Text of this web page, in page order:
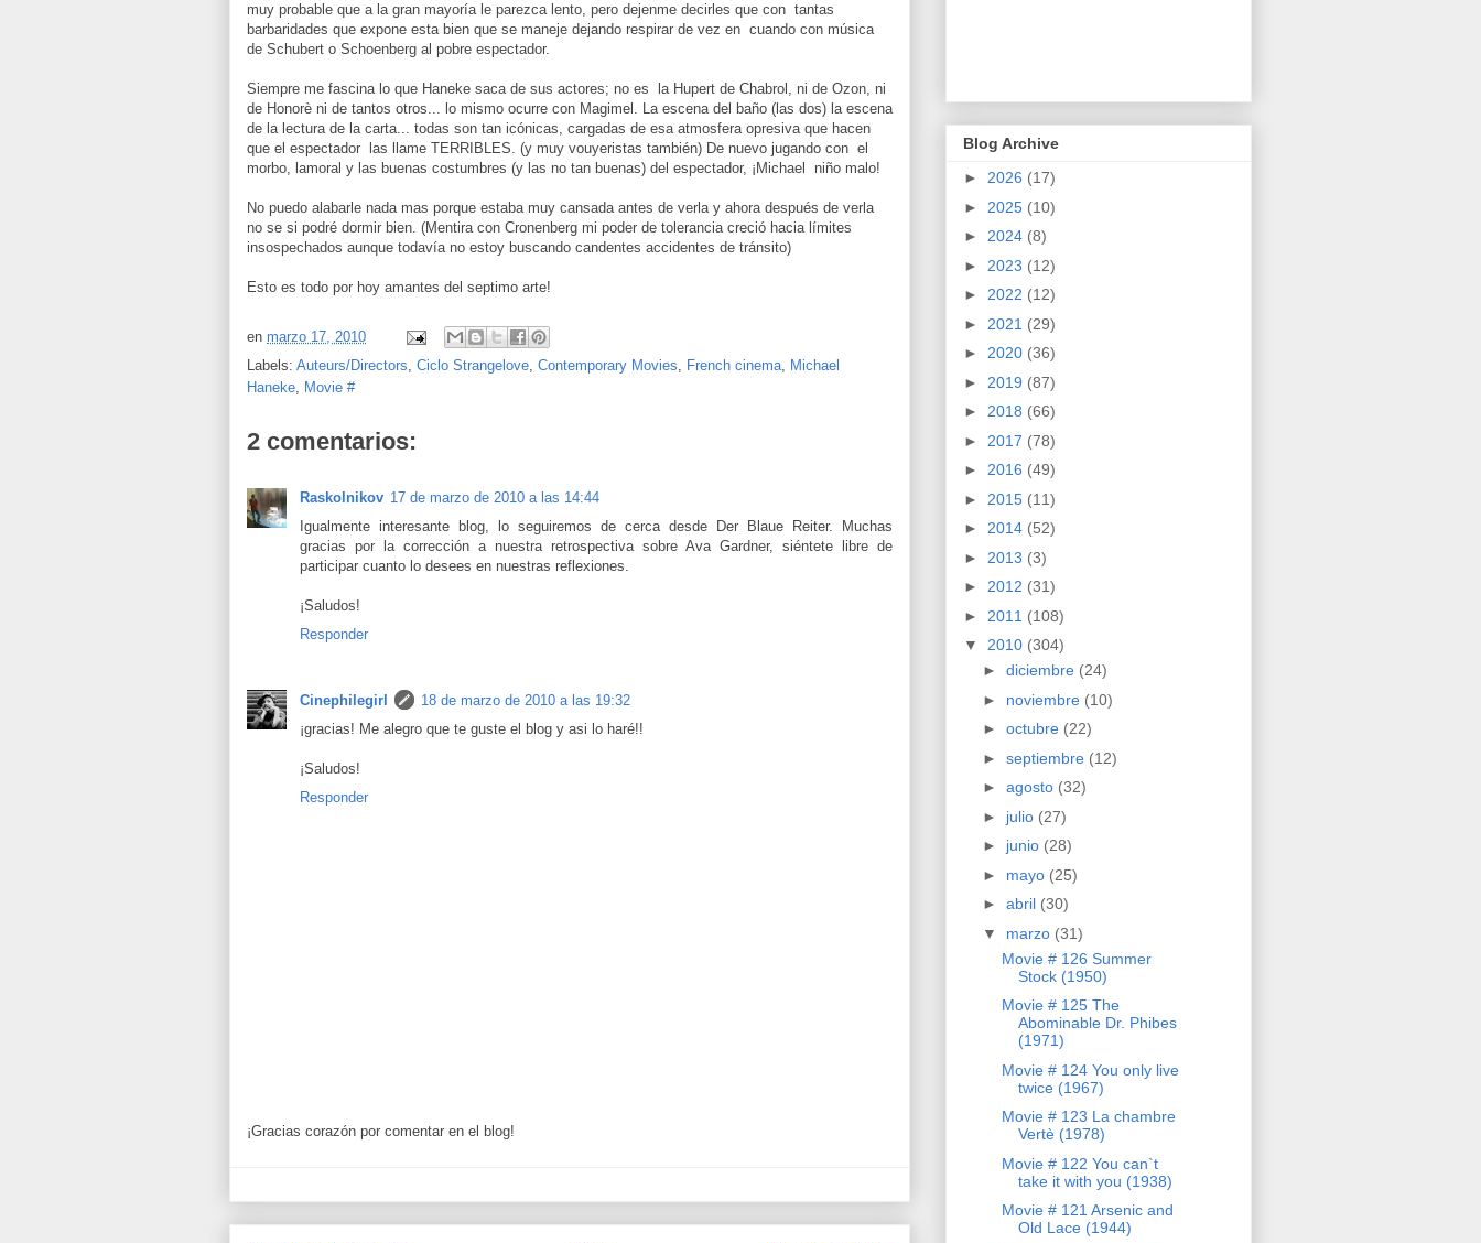
muy probable que a la gran mayoría le parezca lento, pero dejenme decirles que con tantas
barbaridades que expone esta bien que se maneje dejando respirar de vez en cuando con música
de Schubert o Schoenberg al pobre espectador.
Siempre me fascina lo que Haneke saca de sus actores; no es la Hupert de Chabrol, ni de Ozon, ni
de Honorè ni de tantos otros... lo mismo ocurre con Magimel. La escena del baño (las dos) la escena
de la lectura de la carta... todas son tan icónicas, cargadas de esa atmosfera opresiva que hacen
que el espectador las llame TERRIBLES. (y muy vouyeristas también) De nuevo jugando con el
morbo, lamoral y las buenas costumbres (y las no tan buenas) del espectador, ¡Michael niño malo!
No puedo alabarle nada mas porque estaba muy cansada antes de verla y ahora después de verla
no se si podré dormir bien. (Mentira con Cronenberg mi poder de tolerancia creció hacia límites
insospechados aunque todavía no estoy buscando candentes accidentes de tránsito)
Esto es todo por hoy amantes del septimo arte!
en marzo 17, 2010
Labels: Auteurs/Directors, Ciclo Strangelove, Contemporary Movies, French cinema, Michael
Haneke, Movie #
2 comentarios:
Raskolnikov 17 de marzo de 2010 a las 14:44
Igualmente interesante blog, lo seguiremos de cerca desde Der Blaue Reiter. Muchas
gracias por la corrección a nuestra retrospectiva sobre Ava Gardner, siéntete libre de
participar cuanto lo desees en nuestras reflexiones.
¡Saludos!
Responder
Cinephilegirl
18 de marzo de 2010 a las 19:32
¡gracias! Me alegro que te guste el blog y asi lo haré!!
¡Saludos!
Responder
¡Gracias corazón por comentar en el blog!
Blog Archive
► 2026 (17)
► 2025 (10)
► 2024 (8)
► 2023 (12)
► 2022 (12)
► 2021 (29)
► 2020 (36)
► 2019 (87)
► 2018 (66)
► 2017 (78)
► 2016 (49)
► 2015 (11)
► 2014 (52)
► 2013 (3)
► 2012 (31)
► 2011 (108)
▼ 2010 (304)
► diciembre (24)
► noviembre (10)
► octubre (22)
► septiembre (12)
► agosto (32)
► julio (27)
► junio (28)
► mayo (25)
► abril (30)
▼ marzo (31)
Movie # 126 Summer
Stock (1950)
Movie # 125 The
Abominable Dr. Phibes
(1971)
Movie # 124 You only live
twice (1967)
Movie # 123 La chambre
Vertè (1978)
Movie # 122 You can`t
take it with you (1938)
Movie # 121 Arsenic and
Old Lace (1944)